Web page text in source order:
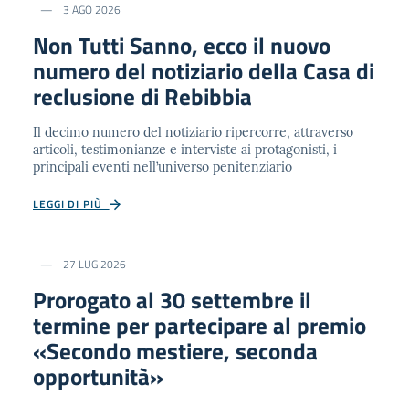
3 AGO 2026
Non Tutti Sanno, ecco il nuovo
numero del notiziario della Casa di
reclusione di Rebibbia
Il decimo numero del notiziario ripercorre, attraverso
articoli, testimonianze e interviste ai protagonisti, i
principali eventi nell’universo penitenziario
LEGGI DI PIÙ
27 LUG 2026
Prorogato al 30 settembre il
termine per partecipare al premio
«Secondo mestiere, seconda
opportunità»